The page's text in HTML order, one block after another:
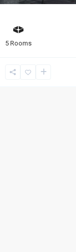
5 Rooms